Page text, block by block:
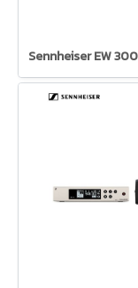
Sennheiser EW